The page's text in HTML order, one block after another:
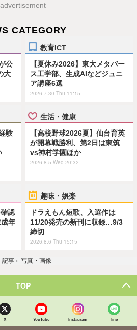
advertisement
CATEGORY
公
大
教育ICT
【夏休み2026】東大メタバー
ス工学部、生成AIなどジュニ
ア講座6選
2026.7.30 Thu 11:15
験
生活・健康
【高校野球2026夏】仙台育英
が開幕戦勝利、第2日は東筑
vs神村学園ほか
2026.8.5 Wed 20:32
認
年
趣味・娯楽
ドラえもん短歌、入選作は
11/20発売の新刊に収録…9/3
締切
2026.8.6 Thu 15:15
記事 › 写真・画像
TOP
X YouTube Instagram line